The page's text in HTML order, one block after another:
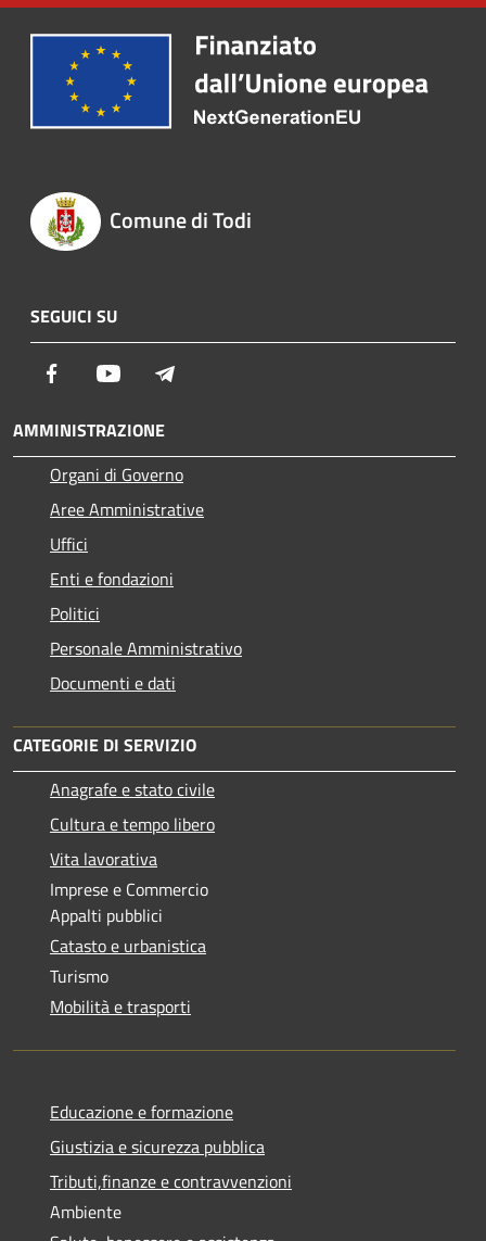
Comune di Todi
SEGUICI SU
Facebook Youtube
AMMINISTRAZIONE
Organi di Governo
Aree Amministrative
Uffici
Enti e fondazioni
Politici
Personale Amministrativo
Documenti e dati
CATEGORIE DI SERVIZIO
Anagrafe e stato civile
Cultura e tempo libero
Vita lavorativa
Imprese e Commercio
Appalti pubblici
Catasto e urbanistica
Turismo
Mobilità e trasporti
Educazione e formazione
Giustizia e sicurezza pubblica
Tributi,finanze e contravvenzioni
Ambiente